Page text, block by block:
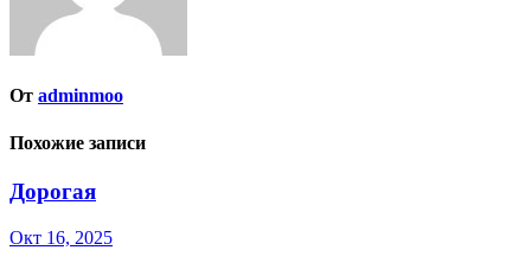
От adminmoo
Похожие записи
Дорогая
Окт 16, 2025